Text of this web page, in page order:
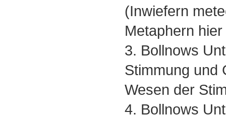
(Inwiefern
Metaphern
3. Bollnows
Stimmung und
Wesen der
4. Bollnows